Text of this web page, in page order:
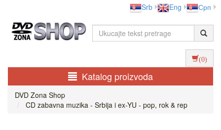
Srb Eng Срп
(0)
Katalog proizvoda
DVD Zona Shop
CD zabavna muzika - Srbija i ex-YU - pop, rok & rep